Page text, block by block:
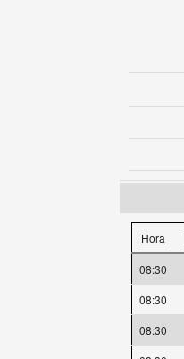
Hora
08:30
08:30
08:30